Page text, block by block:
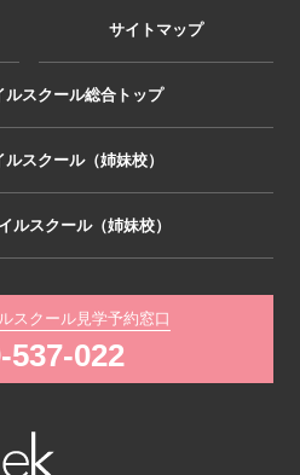
サイトマップ
ルスクール総合トップ
スクール（姉妹校）
ルスクール（姉妹校）
スクール見学予約窓口
537-022